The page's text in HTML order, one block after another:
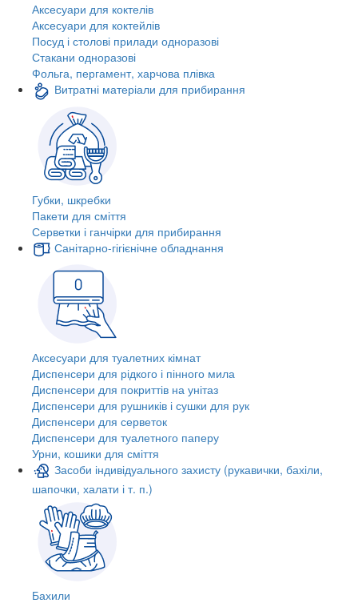
Аксесуари для коктелів
Аксесуари для коктейлів
Посуд і столові прилади одноразові
Стакани одноразові
Фольга, пергамент, харчова плівка
Витратні матеріали для прибирання
Губки, шкребки
Пакети для сміття
Серветки і ганчірки для прибирання
Санітарно-гігієнічне обладнання
Аксесуари для туалетних кімнат
Диспенсери для рідкого і пінного мила
Диспенсери для покриттів на унітаз
Диспенсери для рушників і сушки для рук
Диспенсери для серветок
Диспенсери для туалетного паперу
Урни, кошики для сміття
Засоби індивідуального захисту (рукавички, бахіли,
шапочки, халати і т. п.)
Бахили